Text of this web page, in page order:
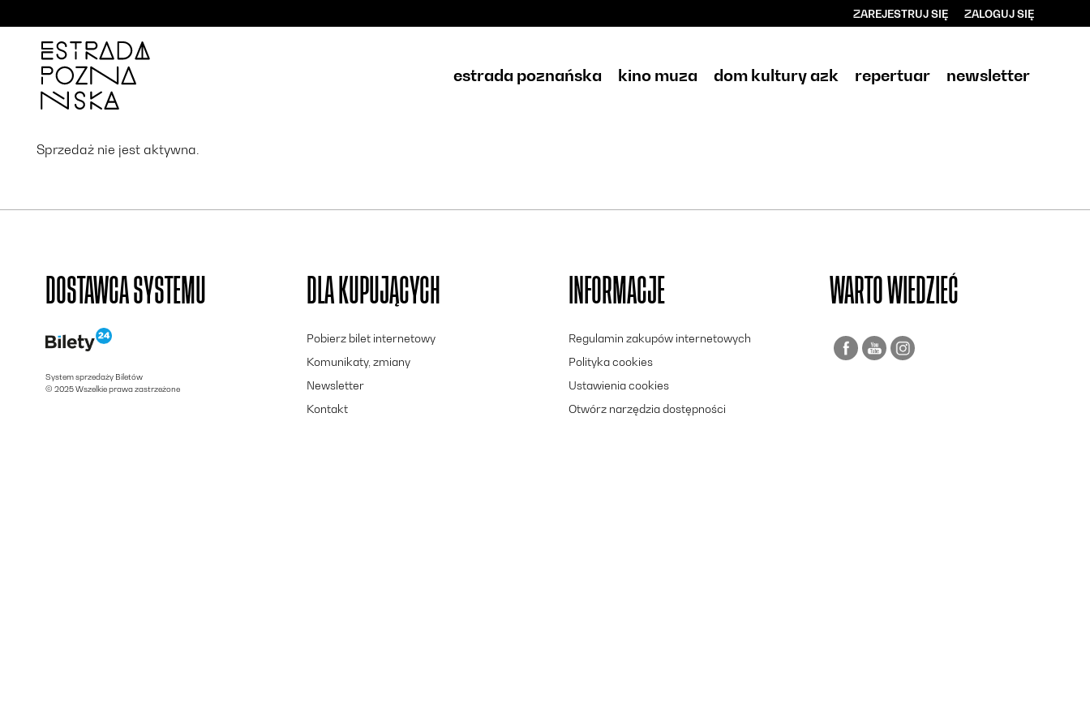
ZAREJESTRUJ SIĘ ZALOGUJ SIĘ
estrada poznańska kino muza dom kultury azk repertuar newsletter
Sprzedaż nie jest aktywna.
DOSTAWCA SYSTEMU
System sprzedaży Biletów
© 2025 Wszelkie prawa zastrzeżone
DLA KUPUJĄCYCH
Pobierz bilet internetowy
Komunikaty, zmiany
Newsletter
Kontakt
INFORMACJE
Regulamin zakupów internetowych
Polityka cookies
Ustawienia cookies
Otwórz narzędzia dostępności
WARTO WIEDZIEĆ